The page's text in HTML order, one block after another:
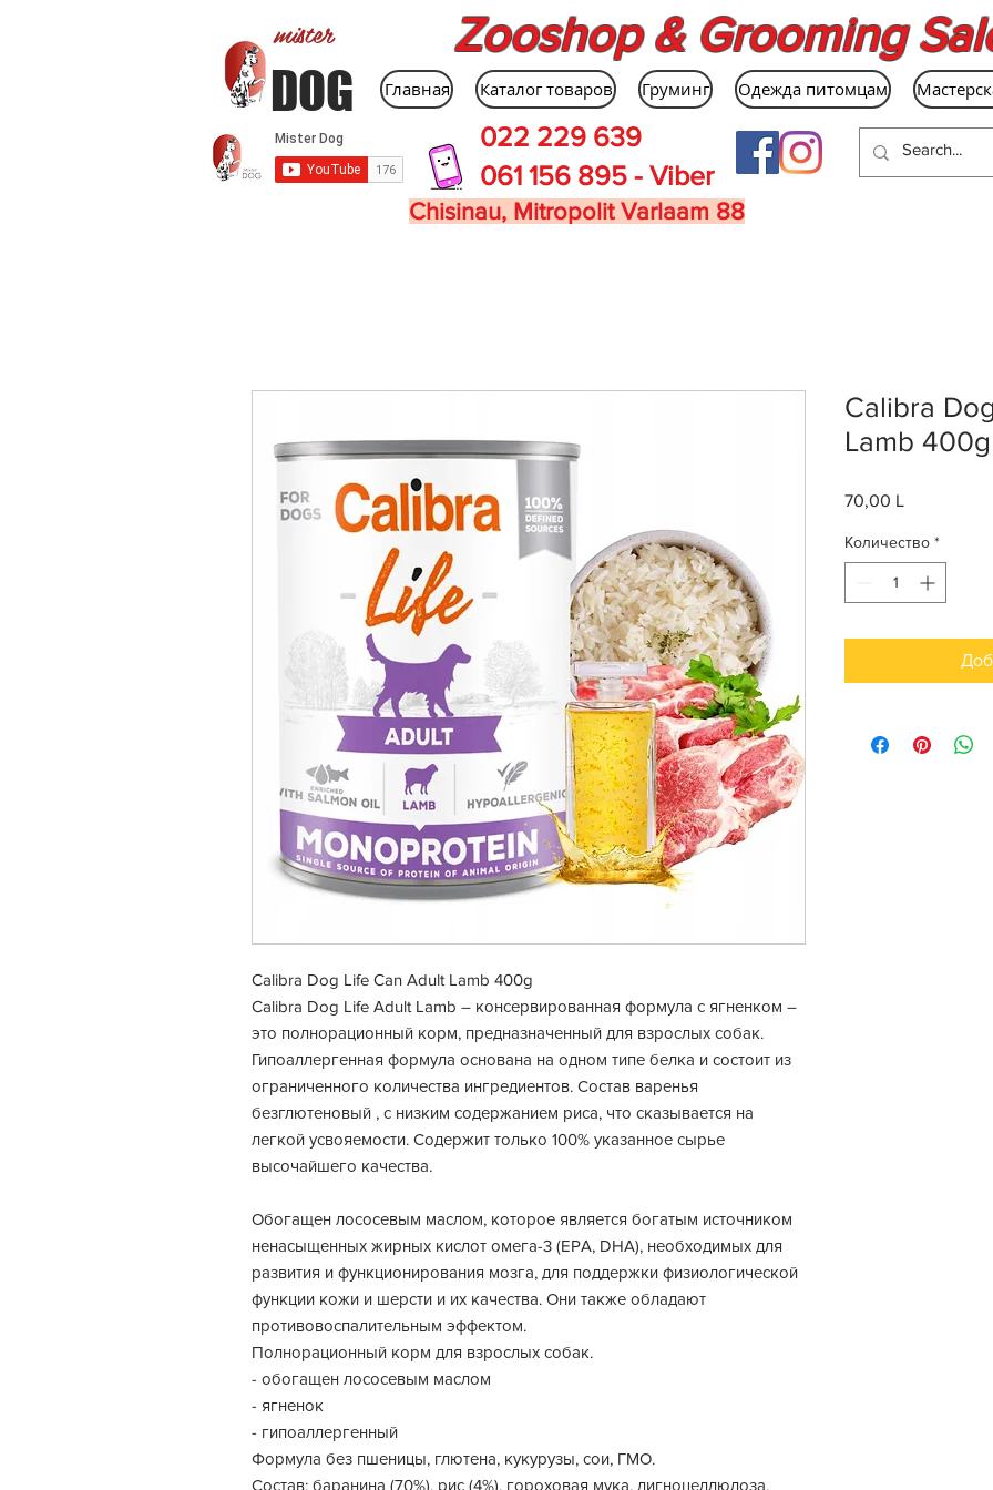
mister
DOG
Zooshop & Grooming
Главная Каталог товаров Груминг Одежда питомцам
022 229 639
061 156 895 - Viber
Chisinau, Mitropolit Varlaam 88
Calibra Dog Life Can Adult Lamb 400g
Calibra Dog Life Adult Lamb – консервированная формула с ягненком –
это полнорационный корм, предназначенный для взрослых собак.
Гипоаллергенная формула основана на одном типе белка и состоит из
ограниченного количества ингредиентов. Состав варенья
безглютеновый , с низким содержанием риса, что сказывается на
легкой усвояемости. Содержит только 100% указанное сырье
высочайшего качества.
Обогащен лососевым маслом, которое является богатым источником
ненасыщенных жирных кислот омега-3 (EPA, DHA), необходимых для
развития и функционирования мозга, для поддержки физиологической
функции кожи и шерсти и их качества. Они также обладают
противовоспалительным эффектом.
Полнорационный корм для взрослых собак.
- обогащен лососевым маслом
- ягненок
- гипоаллергенный
Формула без пшеницы, глютена, кукурузы, сои, ГМО.
Состав: баранина (70%), рис (4%), гороховая мука, лигноцеллюлоза,
Calibra
Lamb 400g
70,00 LЦена
Количество *